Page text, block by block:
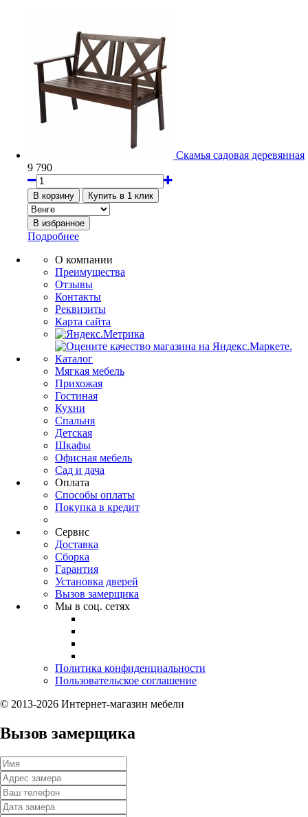
Скамья садовая деревянная
9 790
Подробнее
О компании
Преимущества
Отзывы
Контакты
Реквизиты
Карта сайта
Каталог
Мягкая мебель
Прихожая
Гостиная
Кухни
Спальня
Детская
Шкафы
Офисная мебель
Сад и дача
Оплата
Способы оплаты
Покупка в кредит
Сервис
Доставка
Сборка
Гарантия
Установка дверей
Вызов замерщика
Мы в соц. сетях
Политика конфиденциальности
Пользовательское соглашение
© 2013-2026 Интернет-магазин мебели
Вызов замерщика